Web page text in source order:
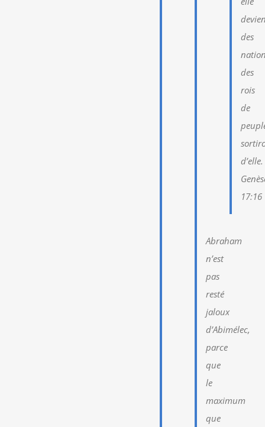
des
des
rois
de
d’elle.
17:16
Abraham
n’est
pas
resté
jaloux
d’Abimélec,
parce
que
le
maximum
que